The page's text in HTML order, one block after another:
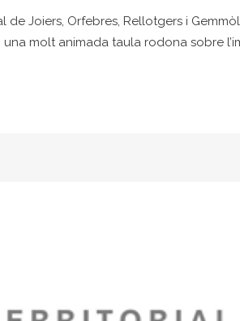
Joiers, Orfebres, Rellotgers i
molt animada taula rodona sobre